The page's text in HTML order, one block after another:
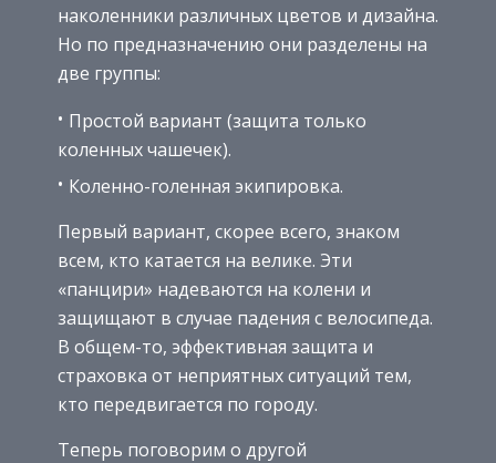
наколенники различных цветов и дизайна.
Но по предназначению они разделены на
две группы:
Простой вариант (защита только
коленных чашечек).
Коленно-голенная экипировка.
Первый вариант, скорее всего, знаком
всем, кто катается на велике. Эти
«панцири» надеваются на колени и
защищают в случае падения с велосипеда.
В общем-то, эффективная защита и
страховка от неприятных ситуаций тем,
кто передвигается по городу.
Теперь поговорим о другой